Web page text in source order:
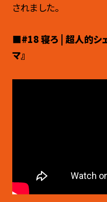
されました。
■#18 寝ろ | 超人的シェ
マ』